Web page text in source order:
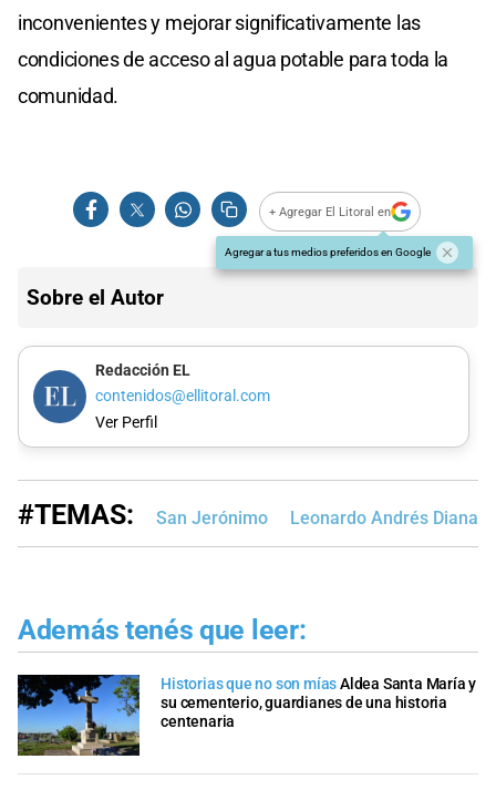
inconvenientes y mejorar significativamente las
condiciones de acceso al agua potable para toda la
comunidad.
+ Agregar El Litoral en
Agregar a tus medios preferidos en Google
Sobre el Autor
Redacción EL
contenidos@ellitoral.com
Ver Perfil
#TEMAS: San Jerónimo Leonardo Andrés Diana
Además tenés que leer:
Historias que no son míasAldea Santa María y
su cementerio, guardianes de una historia
centenaria